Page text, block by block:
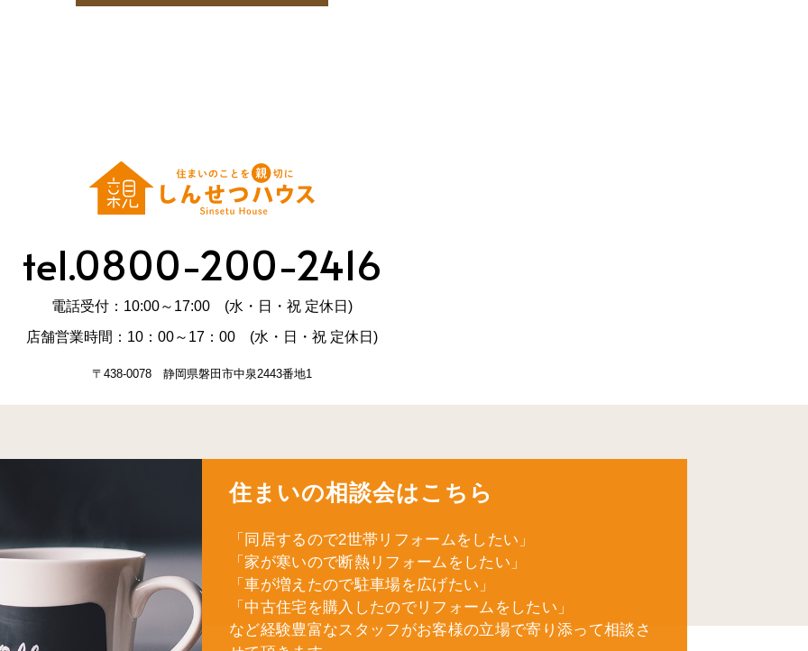
tel.0800-200-2416
電話受付：10:00～17:00 (水・日・祝 定休日)
店舗営業時間：10：00～17：00 (水・日・祝 定休日)
〒438-0078 静岡県磐田市中泉2443番地1
住まいの相談会はこちら
「同居するので2世帯リフォームをしたい」
「家が寒いので断熱リフォームをしたい」
「車が増えたので駐車場を広げたい」
「中古住宅を購入したのでリフォームをしたい」
など経験豊富なスタッフがお客様の立場で寄り添って相談さ